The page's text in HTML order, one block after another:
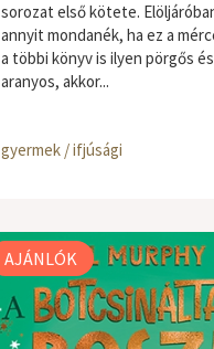
sorozat első kötete.
annyit mondanék, ha ez a
a többi könyv is ilyen pörgős és
aranyos, akkor...
gyermek / ifjúsági
AJÁNLÓK